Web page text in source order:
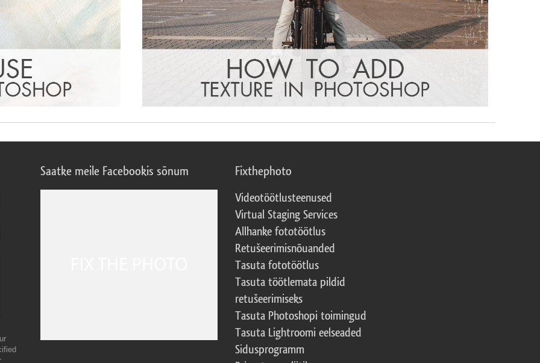
Saatke meile Facebookis sõnum Fixthephoto
Videotöötlusteenused
Virtual Staging Services
Allhanke fototöötlus
Retušeerimisnõuanded
Tasuta fototöötlus
Tasuta töötlemata pildid
retušeerimiseks
Tasuta Photoshopi toimingud
Tasuta Lightroomi eelseaded
Sidusprogramm